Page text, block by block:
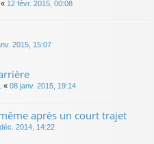
« 12 févr. 2015, 00:08
2015, 15:07
« 08 janv. 2015, 19:14
après un court trajet
2014, 14:22